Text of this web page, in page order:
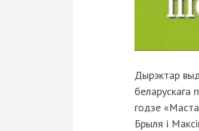
Дырэктар
беларускага
годзе
Брыля і